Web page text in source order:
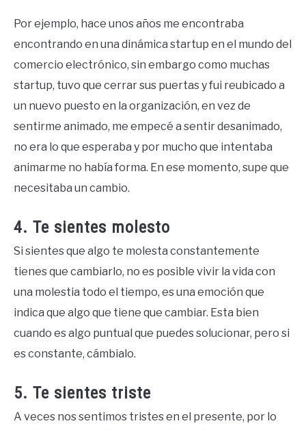
Por ejemplo, hace unos años me encontraba
encontrando en una dinámica startup en el mundo del
comercio electrónico, sin embargo como muchas
startup, tuvo que cerrar sus puertas y fui reubicado a
un nuevo puesto en la organización, en vez de
sentirme animado, me empecé a sentir desanimado,
no era lo que esperaba y por mucho que intentaba
animarme no había forma. En ese momento, supe que
necesitaba un cambio.
4. Te sientes molesto
Si sientes que algo te molesta constantemente
tienes que cambiarlo, no es posible vivir la vida con
una molestia todo el tiempo, es una emoción que
indica que algo que tiene que cambiar. Esta bien
cuando es algo puntual que puedes solucionar, pero si
es constante, cámbialo.
5. Te sientes triste
A veces nos sentimos tristes en el presente, por lo